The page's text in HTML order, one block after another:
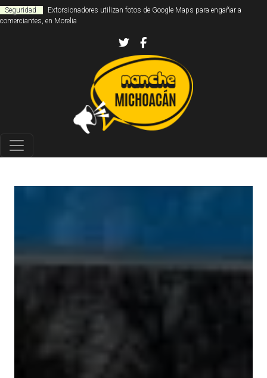
Seguridad
Extorsionadores utilizan fotos de Google Maps para engañar a
comerciantes, en Morelia